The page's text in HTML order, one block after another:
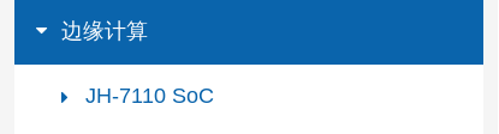
边缘计算
JH-7110 SoC